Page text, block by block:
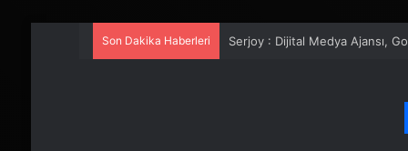
Son Dakika Haberleri UETDS Nedir ? Uetds.com İle